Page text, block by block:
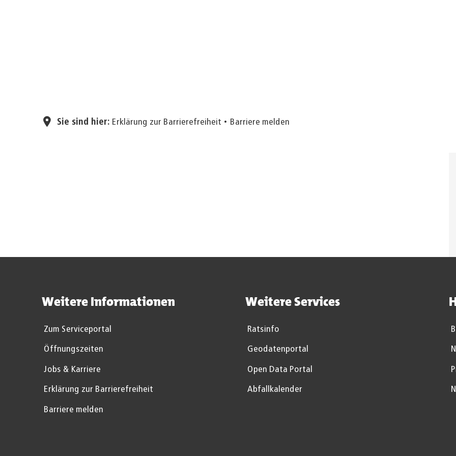
Sie sind hier: Erklärung zur Barrierefreiheit Barriere melden
Weitere Informationen
Zum Serviceportal
Öffnungszeiten
Jobs & Karriere
Erklärung zur Barrierefreiheit
Barriere melden
Weitere Services
Ratsinfo
Geodatenportal
Open Data Portal
Abfallkalender